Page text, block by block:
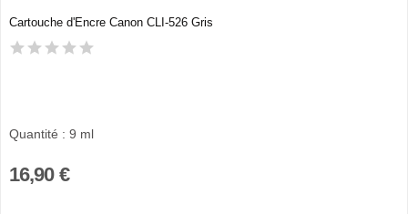
Cartouche d'Encre Canon CLI-526 Gris
Quantité : 9 ml
16,90 €